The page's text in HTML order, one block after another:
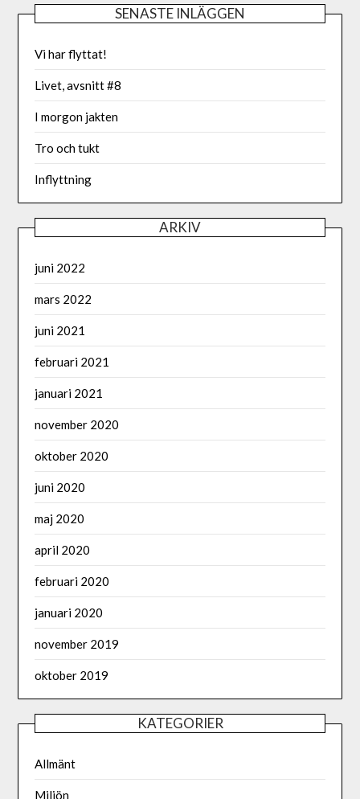
SENASTE INLÄGGEN
Vi har flyttat!
Livet, avsnitt #8
I morgon jakten
Tro och tukt
Inflyttning
ARKIV
juni 2022
mars 2022
juni 2021
februari 2021
januari 2021
november 2020
oktober 2020
juni 2020
maj 2020
april 2020
februari 2020
januari 2020
november 2019
oktober 2019
KATEGORIER
Allmänt
Miljön